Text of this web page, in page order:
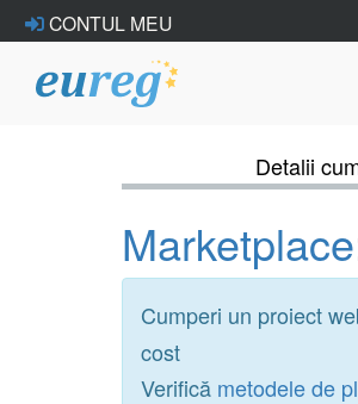
CONTUL MEU
Detalii
Marketplace
Cumperi un proiect
cost
Verifică metodele de